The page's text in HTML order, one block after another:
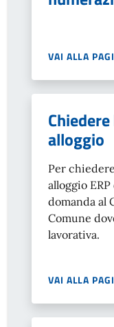
VAI ALLA
alloggio
Per
alloggio
domanda al
Comune
lavorativa.
VAI ALLA